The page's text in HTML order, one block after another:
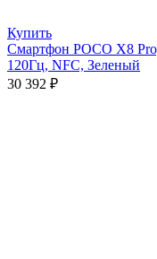
Купить
Смартфон POCO X8
120Гц, NFC, Зеленый
30 392 ₽